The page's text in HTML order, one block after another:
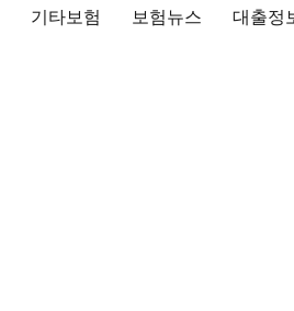
기타보험 보험뉴스 대출정